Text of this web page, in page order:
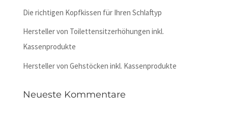
Die richtigen Kopfkissen für Ihren Schlaftyp
Hersteller von Toilettensitzerhöhungen inkl.
Kassenprodukte
Hersteller von Gehstöcken inkl. Kassenprodukte
Neueste Kommentare